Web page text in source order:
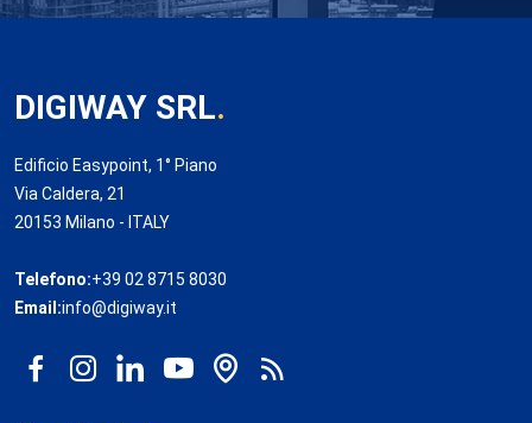
DIGIWAY SRL.
Edificio Easypoint, 1° Piano
Via Caldera, 21
20153 Milano - ITALY
Telefono:+39 02 8715 8030
Email:info@digiway.it